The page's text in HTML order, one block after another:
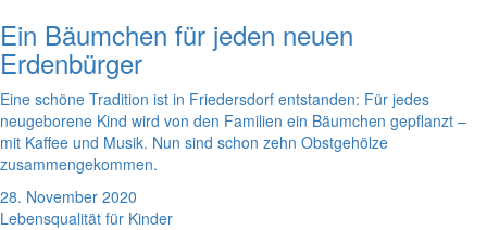
Ein Bäumchen für jeden neuen
Erdenbürger
Eine schöne Tradition ist in Friedersdorf entstanden: Für jedes
neugeborene Kind wird von den Familien ein Bäumchen gepflanzt –
mit Kaffee und Musik. Nun sind schon zehn Obstgehölze
zusammengekommen.
28. November 2020
Lebensqualität für Kinder